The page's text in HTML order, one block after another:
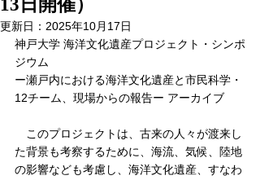
13日開催）
更新日： 2025年10月17日
神戸大学 海洋文化遺産プロジェクト・シンポ
ジウム
ー瀬戸内における海洋文化遺産と市民科学・
12チーム、現場からの報告ー アーカイブ
このプロジェクトは、古来の人々が渡来し
た背景も考察するために、海流、気候、陸地
の影響なども考慮し、海洋文化遺産、すなわ